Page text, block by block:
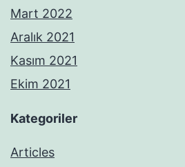
Mart 2022
Aralık 2021
Kasım 2021
Ekim 2021
Kategoriler
Articles